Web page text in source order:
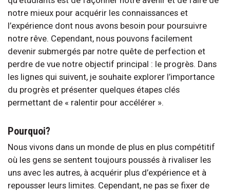
notre mieux pour acquérir les connaissances et
l’expérience dont nous avons besoin pour poursuivre
notre rêve. Cependant, nous pouvons facilement
devenir submergés par notre quête de perfection et
perdre de vue notre objectif principal : le progrès. Dans
les lignes qui suivent, je souhaite explorer l’importance
du progrès et présenter quelques étapes clés
permettant de « ralentir pour accélérer ».
Pourquoi?
Nous vivons dans un monde de plus en plus compétitif
où les gens se sentent toujours poussés à rivaliser les
uns avec les autres, à acquérir plus d’expérience et à
repousser leurs limites. Cependant, ne pas se fixer de